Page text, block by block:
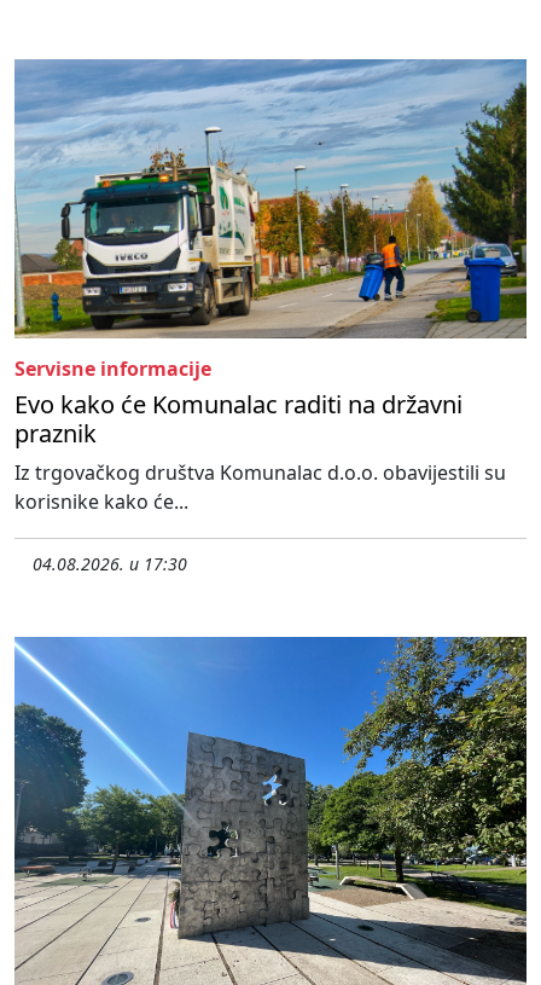
Servisne informacije
Evo kako će Komunalac raditi na državni
praznik
Iz trgovačkog društva Komunalac d.o.o. obavijestili su
korisnike kako će...
04.08.2026. u 17:30